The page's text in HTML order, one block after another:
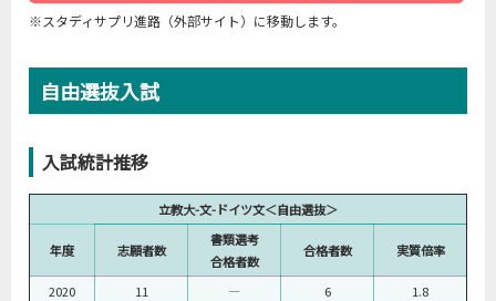
※スタディサプリ進路（外部サイト）に移動します。
自由選抜入試
入試統計推移
立教大-文-ドイツ文＜自由選抜＞
年度 志願者数
書類選考
合格者数
合格者数 実質倍率
2020 11 ― 6
1.8